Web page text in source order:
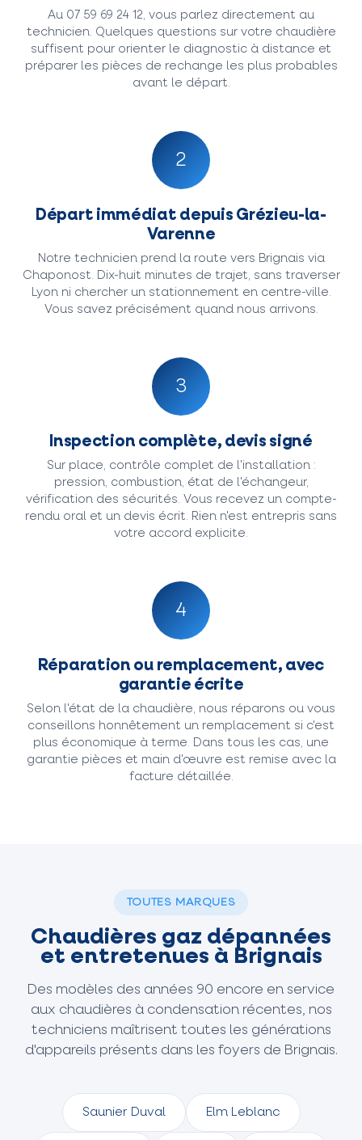
Au 07 59 69 24 12, vous parlez directement au
technicien. Quelques questions sur votre chaudière
suffisent pour orienter le diagnostic à distance et
préparer les pièces de rechange les plus probables
avant le départ.
2
Départ immédiat depuis Grézieu-la-
Varenne
Notre technicien prend la route vers Brignais via
Chaponost. Dix-huit minutes de trajet, sans traverser
Lyon ni chercher un stationnement en centre-ville.
Vous savez précisément quand nous arrivons.
3
Inspection complète, devis signé
Sur place, contrôle complet de l'installation :
pression, combustion, état de l'échangeur,
vérification des sécurités. Vous recevez un compte-
rendu oral et un devis écrit. Rien n'est entrepris sans
votre accord explicite.
4
Réparation ou remplacement, avec
garantie écrite
Selon l'état de la chaudière, nous réparons ou vous
conseillons honnêtement un remplacement si c'est
plus économique à terme. Dans tous les cas, une
garantie pièces et main d'œuvre est remise avec la
facture détaillée.
TOUTES MARQUES
Chaudières gaz dépannées
et entretenues à Brignais
Des modèles des années 90 encore en service
aux chaudières à condensation récentes, nos
techniciens maîtrisent toutes les générations
d'appareils présents dans les foyers de Brignais.
Saunier Duval Elm Leblanc